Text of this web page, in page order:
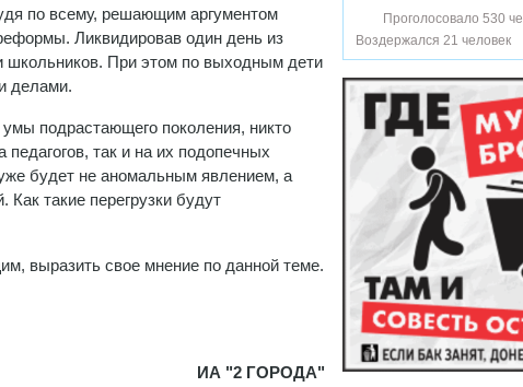
по всему, решающим аргументом
Ликвидировав один день из
школьников. При этом по выходным дети
делами.
подрастающего поколения, никто
педагогов, так и на их подопечных
будет не аномальным явлением, а
такие перегрузки будут
выразить свое мнение по данной теме.
ИА "2 ГОРОДА"
Проголосовало 530
Воздержался 21 человек